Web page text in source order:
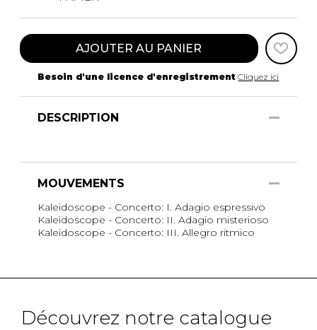
AJOUTER AU PANIER
Besoin d'une licence d'enregistrement Cliquez ici
DESCRIPTION
MOUVEMENTS
Kaleidoscope - Concerto: I. Adagio espressivo
Kaleidoscope - Concerto: II. Adagio misterioso
Kaleidoscope - Concerto: III. Allegro ritmico
Découvrez notre catalogue